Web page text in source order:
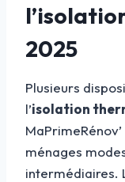
2025
Plusieurs
l’isolation
ménages
intermédiaires.